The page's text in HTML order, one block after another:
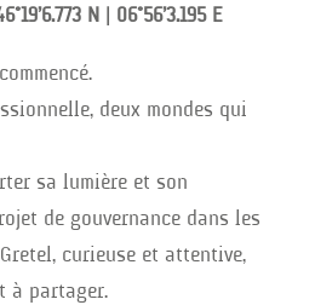
N | 06°56’3.195 E
deux mondes qui
sa lumière et son
de gouvernance dans les
curieuse et attentive,
à partager.